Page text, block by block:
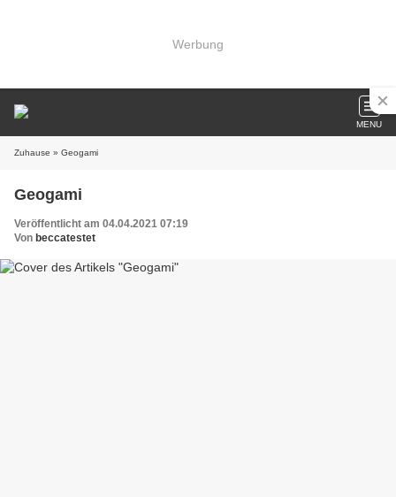
Werbung
MENU
Zuhause » Geogami
Geogami
Veröffentlicht am 04.04.2021 07:19
Von beccatestet